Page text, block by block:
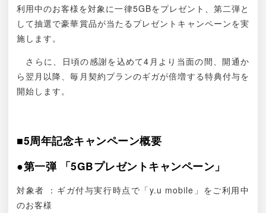
利用中のお客様を対象に一律5GBをプレゼント、第二弾と
して抽選で豪華賞品が当たるプレゼントキャンペーンを実
施します。
さらに、日頃の感謝を込めて4月より当面の間、開通か
ら翌月以降、毎月契約プランのギガが倍増する特典付与を
開始します。
■5周年記念キャンペーン概要
●第一弾 「5GBプレゼントキャンペーン」
対象者 ：ギガ付与実行時点で「y.u mobile」をご利用中
のお客様